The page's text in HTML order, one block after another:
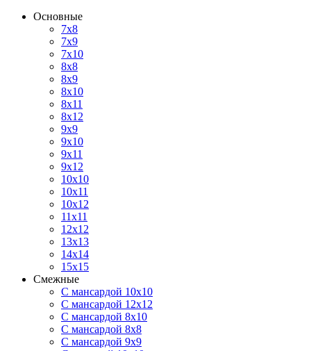
Основные
7х8
7х9
7х10
8х8
8х9
8х10
8х11
8х12
9х9
9х10
9х11
9х12
10х10
10х11
10х12
11х11
12х12
13х13
14х14
15х15
Смежные
С мансардой 10х10
С мансардой 12х12
С мансардой 8х10
С мансардой 8х8
С мансардой 9х9